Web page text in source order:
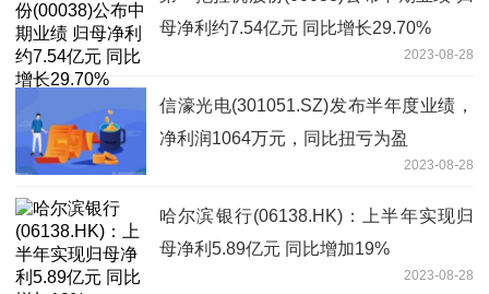
母净利约7.54亿元 同比增长29.70%
2023-08-28
信濠光电(301051.SZ)发布半年度业绩，
净利润1064万元，同比扭亏为盈
2023-08-28
哈尔滨银行(06138.HK)：上半年实现归
母净利5.89亿元 同比增加19%
2023-08-28